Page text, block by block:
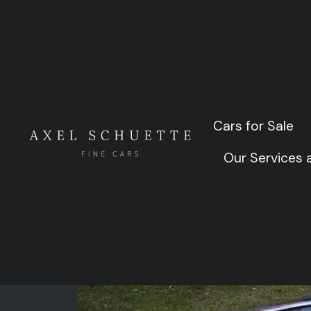
Cars for Sale
Our Services
Cars for Sale
Our Services